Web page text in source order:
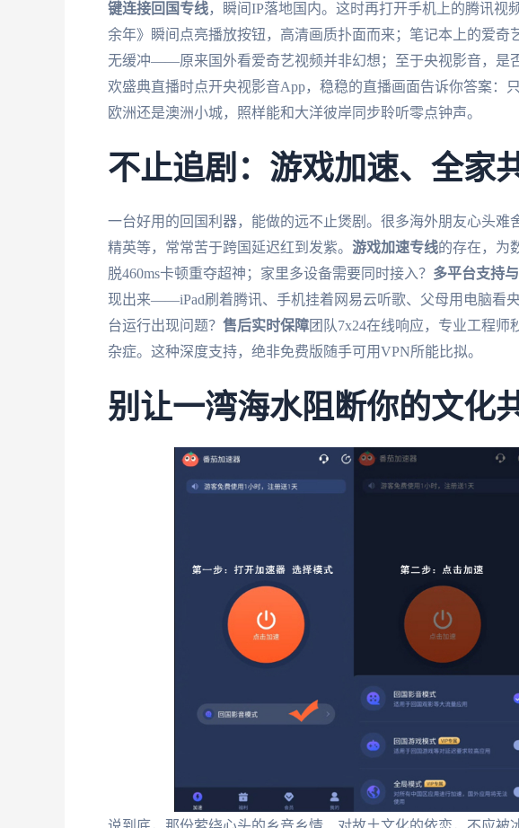
键连接回国专线，瞬间IP落地国内。这时再打开手机上的腾讯视
余年》瞬间点亮播放按钮，高清画质扑面而来；笔记本上的爱奇
无缓冲——原来国外看爱奇艺视频并非幻想；至于央视影音，是
欢盛典直播时点开央视影音App，稳稳的直播画面告诉你答案：
欧洲还是澳洲小城，照样能和大洋彼岸同步聆听零点钟声。
不止追剧：游戏加速、全家
一台好用的回国利器，能做的远不止煲剧。很多海外朋友心头
精英等，常常苦于跨国延迟红到发紫。 游戏加速专线的存在，为
脱460ms卡顿重夺超神；家里多设备需要同时接入？ 多平台支持
现出来——iPad刷着腾讯、手机挂着网易云听歌、父母用电脑看
台运行出现问题？ 售后实时保障团队7x24在线响应，专业工程
杂症。这种深度支持，绝非免费版随手可用VPN所能比拟。
别让一湾海水阻断你的文化